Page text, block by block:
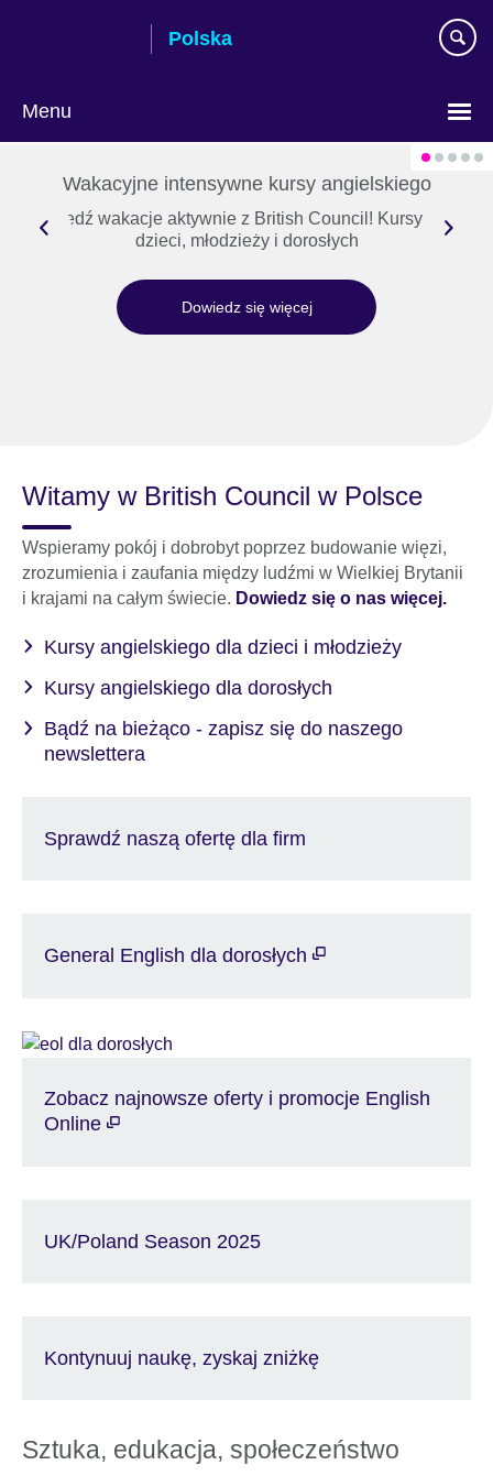
Polska
Menu
Wakacyjne intensywne kursy angielskiego
Spędź wakacje aktywnie z British Council! Kursy dla
dzieci, młodzieży i dorosłych
Dowiedz się więcej
Witamy w British Council w Polsce
Wspieramy pokój i dobrobyt poprzez budowanie więzi,
zrozumienia i zaufania między ludźmi w Wielkiej Brytanii
i krajami na całym świecie. Dowiedz się o nas więcej.
Kursy angielskiego dla dzieci i młodzieży
Kursy angielskiego dla dorosłych
Bądź na bieżąco - zapisz się do naszego
newslettera
Sprawdź naszą ofertę dla firm
General English dla dorosłych
Zobacz najnowsze oferty i promocje English
Online
UK/Poland Season 2025
Kontynuuj naukę, zyskaj zniżkę
Sztuka, edukacja, społeczeństwo